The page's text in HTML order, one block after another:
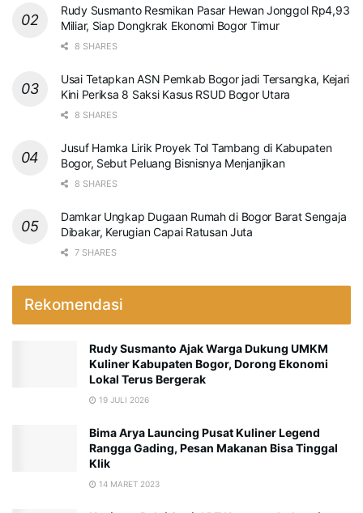
Rudy Susmanto Resmikan Pasar Hewan Jonggol Rp4,93
Miliar, Siap Dongkrak Ekonomi Bogor Timur
8 SHARES
Usai Tetapkan ASN Pemkab Bogor jadi Tersangka, Kejari
Kini Periksa 8 Saksi Kasus RSUD Bogor Utara
8 SHARES
Jusuf Hamka Lirik Proyek Tol Tambang di Kabupaten
Bogor, Sebut Peluang Bisnisnya Menjanjikan
8 SHARES
Damkar Ungkap Dugaan Rumah di Bogor Barat Sengaja
Dibakar, Kerugian Capai Ratusan Juta
7 SHARES
Rekomendasi
Rudy Susmanto Ajak Warga Dukung UMKM
Kuliner Kabupaten Bogor, Dorong Ekonomi
Lokal Terus Bergerak
19 JULI 2026
Bima Arya Launcing Pusat Kuliner Legend
Rangga Gading, Pesan Makanan Bisa Tinggal
Klik
14 MARET 2023